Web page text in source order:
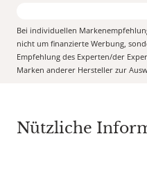
Bei individuellen
nicht um finanzierte Werbung,
Empfehlung des Experten/der
Marken anderer Hersteller zur
Nützliche